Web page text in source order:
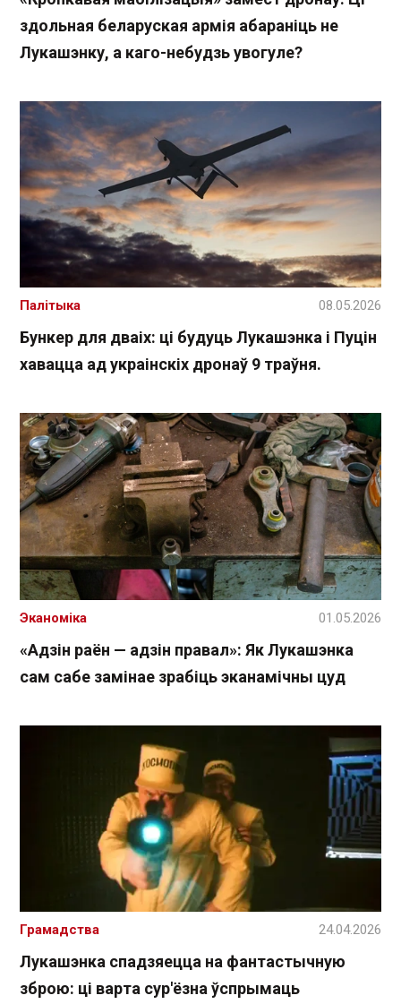
здольная беларуская армія абараніць не
Лукашэнку, а каго-небудзь увогуле?
Бункер для дваіх: ці будуць Лукашэнка і Пуцін
хавацца ад украінскіх дронаў 9 траўня.
Палітыка 08.05.2026
«Адзін раён — адзін правал»: Як Лукашэнка
сам сабе замінае зрабіць эканамічны цуд
Эканоміка 01.05.2026
Лукашэнка спадзяецца на фантастычную
зброю: ці варта сур'ёзна ўспрымаць
Грамадства 24.04.2026